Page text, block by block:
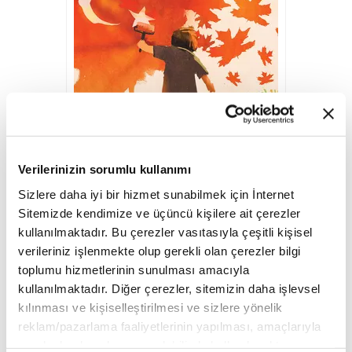
Verilerinizin sorumlu kullanımı
Sizlere daha iyi bir hizmet sunabilmek için İnternet
Sitemizde kendimize ve üçüncü kişilere ait çerezler
kullanılmaktadır. Bu çerezler vasıtasıyla çeşitli kişisel
verileriniz işlenmekte olup gerekli olan çerezler bilgi
toplumu hizmetlerinin sunulması amacıyla
kullanılmaktadır. Diğer çerezler, sitemizin daha işlevsel
kılınması ve kişiselleştirilmesi ve sizlere yönelik
reklam/pazarlama faaliyetlerinin yapılması, amaçlarıyla
SAYI 37